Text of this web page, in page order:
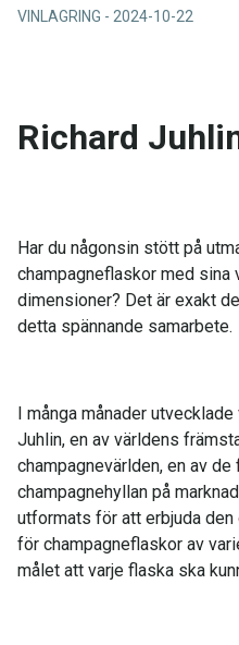
VINLAGRING - 2024-10-22
Richard
Har du någonsin stött på
champagneflaskor med sina
dimensioner? Det är exakt
detta spännande samarbete.
I många månader
Juhlin, en av världens
champagnevärlden, en av
champagnehyllan på
utformats för att erbjuda
för champagneflaskor av
målet att varje flaska ska